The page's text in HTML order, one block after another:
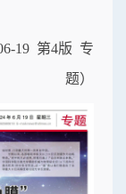
19 第4版 专
题）